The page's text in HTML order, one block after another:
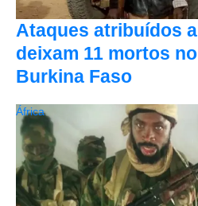
Ataques atribuídos
deixam 11 mortos
Burkina Faso
África